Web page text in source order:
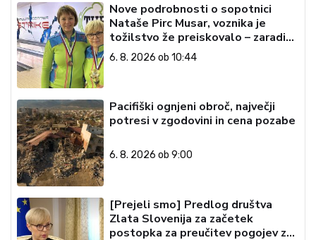
Nove podrobnosti o sopotnici
Nataše Pirc Musar, voznika je
tožilstvo že preiskovalo – zaradi
trgovine z drogami
6. 8. 2026 ob 10:44
Pacifiški ognjeni obroč, največji
potresi v zgodovini in cena pozabe
6. 8. 2026 ob 9:00
[Prejeli smo] Predlog društva
Zlata Slovenija za začetek
postopka za preučitev pogojev za